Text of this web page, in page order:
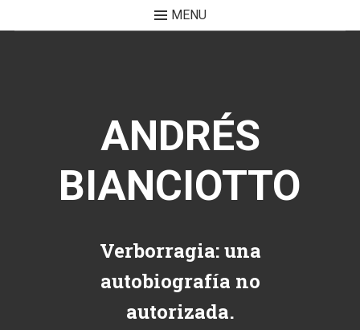
MENU
ANDRÉS
BIANCIOTTO
Verborragia: una
autobiografía no
autorizada.